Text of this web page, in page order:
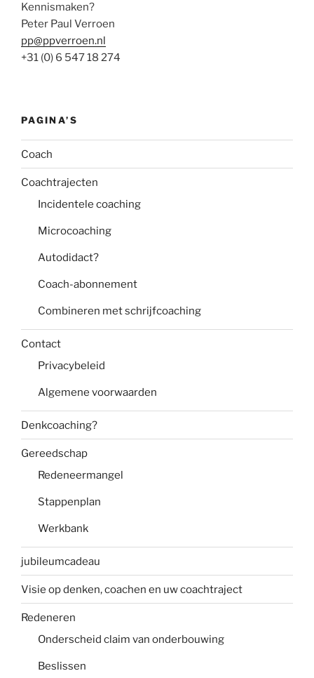
Kennismaken?
Peter Paul Verroen
pp@ppverroen.nl
+31 (0) 6 547 18 274
PAGINA’S
Coach
Coachtrajecten
Incidentele coaching
Microcoaching
Autodidact?
Coach-abonnement
Combineren met schrijfcoaching
Contact
Privacybeleid
Algemene voorwaarden
Denkcoaching?
Gereedschap
Redeneermangel
Stappenplan
Werkbank
jubileumcadeau
Visie op denken, coachen en uw coachtraject
Redeneren
Onderscheid claim van onderbouwing
Beslissen